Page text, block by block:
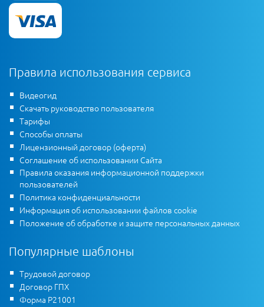
Правила использования сервиса
Видеогид
Скачать руководство пользователя
Тарифы
Способы оплаты
Лицензионный договор (оферта)
Соглашение об использовании Сайта
Правила оказания информационной поддержки
пользователей
Политика конфиденциальности
Информация об использовании файлов cookie
Положение об обработке и защите персональных данных
Популярные шаблоны
Трудовой договор
Договор ГПХ
Форма Р21001